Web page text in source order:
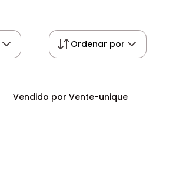
Ordenar por
Vendido por Vente-unique